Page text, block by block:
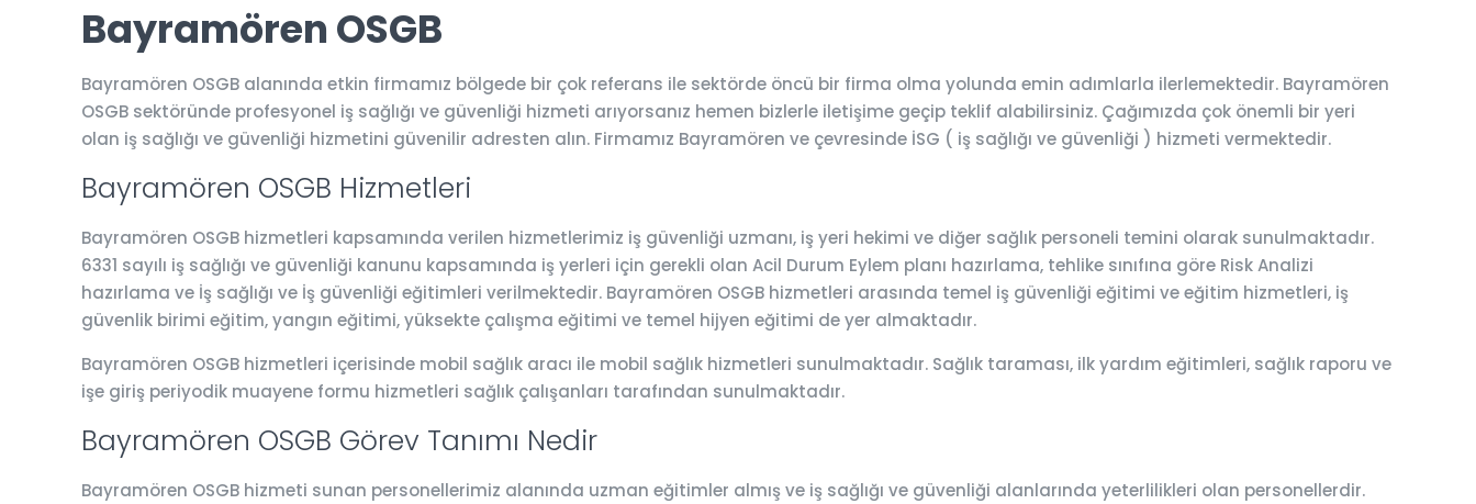
Bayramören OSGB
Bayramören OSGB alanında etkin firmamız bölgede bir çok referans ile sektörde öncü bir firma olma yolunda emin adımlarla ilerlemektedir. Bayramören
OSGB sektöründe profesyonel iş sağlığı ve güvenliği hizmeti arıyorsanız hemen bizlerle iletişime geçip teklif alabilirsiniz. Çağımızda çok önemli bir yeri
olan iş sağlığı ve güvenliği hizmetini güvenilir adresten alın. Firmamız Bayramören ve çevresinde İSG ( iş sağlığı ve güvenliği ) hizmeti vermektedir.
Bayramören OSGB Hizmetleri
Bayramören OSGB hizmetleri kapsamında verilen hizmetlerimiz iş güvenliği uzmanı, iş yeri hekimi ve diğer sağlık personeli temini olarak sunulmaktadır.
6331 sayılı iş sağlığı ve güvenliği kanunu kapsamında iş yerleri için gerekli olan Acil Durum Eylem planı hazırlama, tehlike sınıfına göre Risk Analizi
hazırlama ve İş sağlığı ve İş güvenliği eğitimleri verilmektedir. Bayramören OSGB hizmetleri arasında temel iş güvenliği eğitimi ve eğitim hizmetleri, iş
güvenlik birimi eğitim, yangın eğitimi, yüksekte çalışma eğitimi ve temel hijyen eğitimi de yer almaktadır.
Bayramören OSGB hizmetleri içerisinde mobil sağlık aracı ile mobil sağlık hizmetleri sunulmaktadır. Sağlık taraması, ilk yardım eğitimleri, sağlık raporu ve
işe giriş periyodik muayene formu hizmetleri sağlık çalışanları tarafından sunulmaktadır.
Bayramören OSGB Görev Tanımı Nedir
Bayramören OSGB hizmeti sunan personellerimiz alanında uzman eğitimler almış ve iş sağlığı ve güvenliği alanlarında yeterlilikleri olan personellerdir.